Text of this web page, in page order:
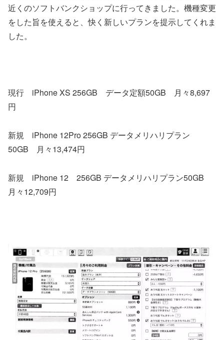
近くのソフトバンクショップに行ってきました。機種変更
をした旨を使えると、快く新しいプランを提示してくれま
した。
現行 iPhone XS 256GB データ定額50GB 月々8,697
円
新規 iPhone 12Pro 256GB データメリハリプラン
50GB 月々13,474円
新規 iPhone 12 256GB データメリハリプラン50GB
月々12,709円